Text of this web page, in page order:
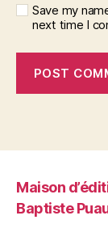
Save my
next time I
Maison
Baptiste